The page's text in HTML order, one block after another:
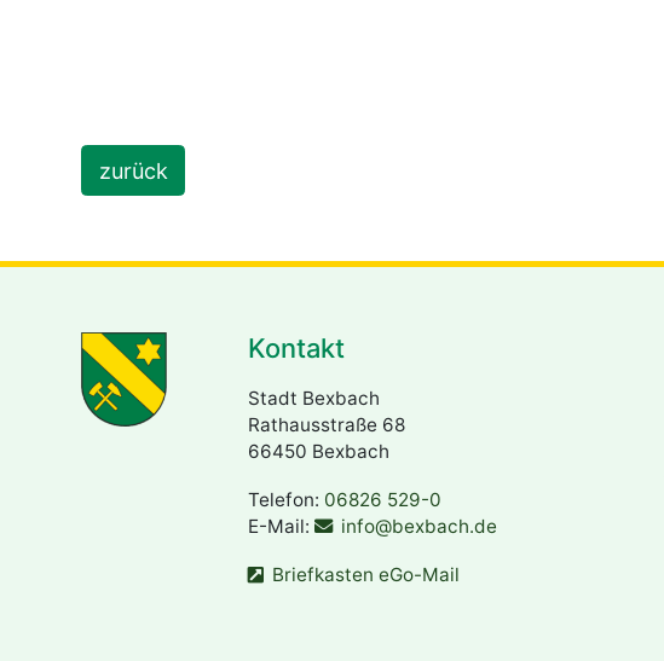
zurück
Kontakt
Stadt Bexbach
Rathausstraße 68
66450 Bexbach
Telefon: 06826 529-0
E-Mail:
info@bexbach.de
Briefkasten eGo-Mail